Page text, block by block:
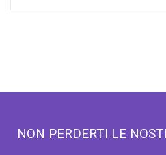
NON PERDERTI LE